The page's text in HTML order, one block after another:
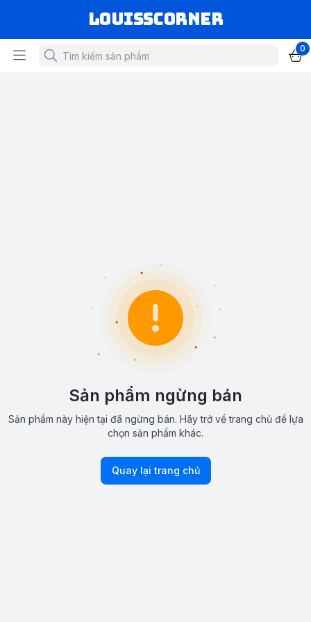
louisscorner
0
Sản phẩm ngừng bán
Sản phẩm này hiện tại đã ngừng bán. Hãy trở về trang chủ để lựa
chọn sản phẩm khác.
Quay lại trang chủ